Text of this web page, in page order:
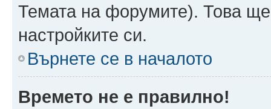
Темата на форумите). Това
настройките си.
Върнете се в началото
Времето не е правилно!